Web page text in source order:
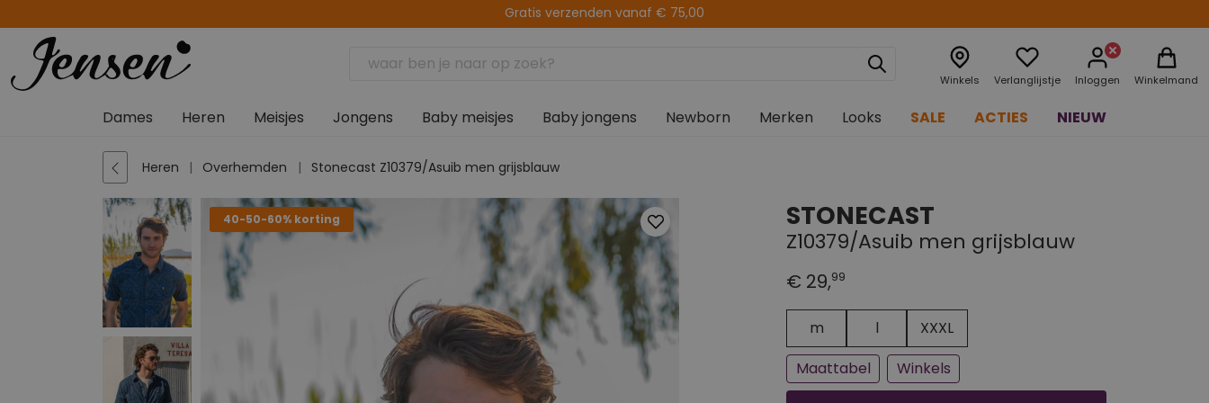
Altijd gratis afhalen in de winkel
Winkels Verlanglijstje Inloggen Winkelmand
Dames Heren Meisjes Jongens Baby meisjes Baby jongens Newborn Merken Looks SALE ACTIES NIEUW
Heren Overhemden Stonecast Z10379/Asuib men grijsblauw
40-50-60% korting STONECAST
Z10379/Asuib men grijsblauw
€ 29,99
Een paar stuks op voorraad
Bijna uitverkocht
m l
XXXL
Maattabel
Winkels